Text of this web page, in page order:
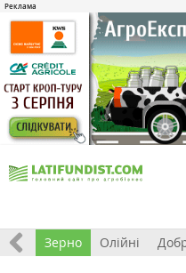
Світ Зерно Олійні